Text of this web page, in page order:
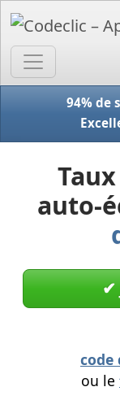
94% de
auto-
✔︎
ou le